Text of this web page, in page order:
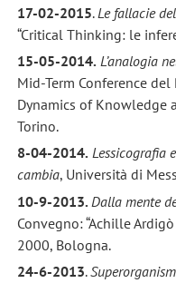
17-02-2015. Le fallacie
“Critical Thinking: le
15-05-2014. L’analogia
Mid-Term Conference del
Dynamics of Knowledge
Torino.
8-04-2014. Lessicografia
cambia, Università di
10-9-2013. Dalla mente
Convegno: “Achille
2000, Bologna.
24-6-2013.